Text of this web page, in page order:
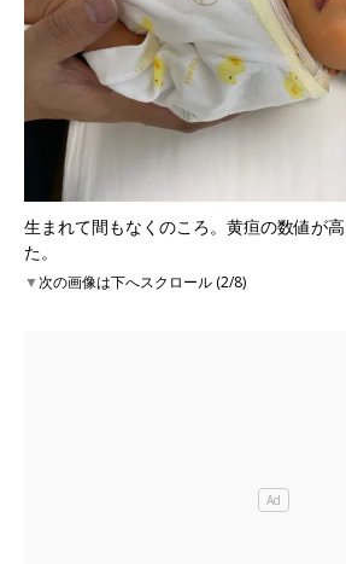
生まれて間もなくのころ。黄疸の数値が
た。
▼次の画像は下へスクロール (2/8)